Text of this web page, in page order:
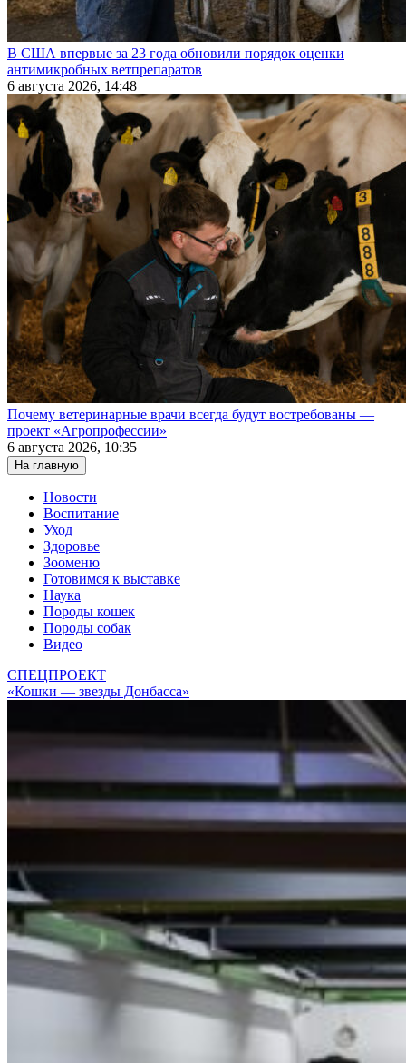
В США впервые за 23 года обновили порядок оценки
антимикробных ветпрепаратов
6 августа 2026, 14:48
Почему ветеринарные врачи всегда будут востребованы —
проект «Агропрофессии»
6 августа 2026, 10:35
На главную
Новости
Воспитание
Уход
Здоровье
Зооменю
Готовимся к выставке
Наука
Породы кошек
Породы собак
Видео
СПЕЦПРОЕКТ
«Кошки — звезды Донбасса»